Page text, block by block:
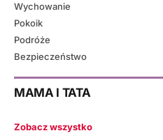
Wychowanie
Pokoik
Podróże
Bezpieczeństwo
MAMA I TATA
Zobacz wszystko